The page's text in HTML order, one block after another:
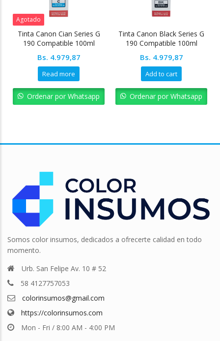
Agotado
Tinta Canon Cian Series G
190 Compatible 100ml
Bs. 4.979,87
Read more
Ordenar por Whatsapp
Tinta Canon Black Series G
190 Compatible 100ml
Bs. 4.979,87
Add to cart
Ordenar por Whatsapp
Somos color insumos, dedicados a ofrecerte calidad en todo
momento.
Urb. San Felipe Av. 10 # 52
58 4127757053
colorinsumos@gmail.com
https://colorinsumos.com
Mon - Fri / 8:00 AM - 4:00 PM